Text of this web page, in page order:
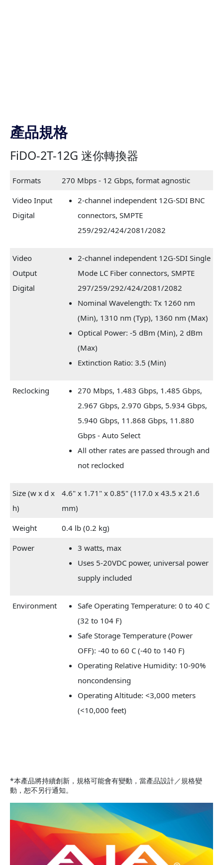
產品規格
FiDO-2T-12G 迷你轉換器
Formats
270 Mbps - 12 Gbps, format agnostic
Video Input
Digital
2-channel independent 12G-SDI BNC
connectors, SMPTE
259/292/424/2081/2082
Video
Output
Digital
2-channel independent 12G-SDI Single
Mode LC Fiber connectors, SMPTE
297/259/292/424/2081/2082
Nominal Wavelength: Tx 1260 nm
(Min), 1310 nm (Typ), 1360 nm (Max)
Optical Power: -5 dBm (Min), 2 dBm
(Max)
Extinction Ratio: 3.5 (Min)
Reclocking
270 Mbps, 1.483 Gbps, 1.485 Gbps,
2.967 Gbps, 2.970 Gbps, 5.934 Gbps,
5.940 Gbps, 11.868 Gbps, 11.880
Gbps - Auto Select
All other rates are passed through and
not reclocked
Size (w x d x
h)
4.6" x 1.71" x 0.85" (117.0 x 43.5 x 21.6
mm)
Weight
0.4 lb (0.2 kg)
Power
3 watts, max
Uses 5-20VDC power, universal power
supply included
Environment
Safe Operating Temperature: 0 to 40 C
(32 to 104 F)
Safe Storage Temperature (Power
OFF): -40 to 60 C (-40 to 140 F)
Operating Relative Humidity: 10-90%
noncondensing
Operating Altitude: <3,000 meters
(<10,000 feet)
*本產品將持續創新，規格可能會有變動，當產品設計／規格變
動，恕不另行通知。